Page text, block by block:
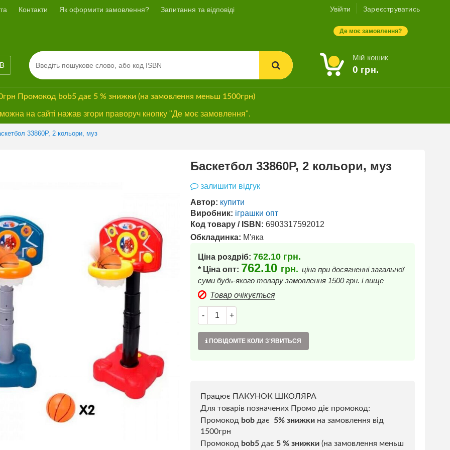
Контакти Як оформити замовлення? Запитання та відповіді Увійти Зареєструватись
Де моє замовлення?
Мій кошик
0 грн.
Промокод bob5 дає 5 % знижки (на замовлення меньш 1500грн)
на сайті нажав згори праворуч кнопку "Де моє замовлення".
33860P, 2 кольори, муз
Баскетбол 33860P, 2 кольори, муз
залишити відгук
Автор: купити
Виробник: іграшки опт
Код товару / ISBN: 6903317592012
Обкладинка: М'яка
Ціна роздріб: 762.10 грн.
* Ціна опт: 762.10 грн. ціна при досягненні загальної
суми будь-якого товару замовлення 1500 грн. і вище
Товар очікується
- +
ПОВІДОМТЕ КОЛИ З'ЯВИТЬСЯ
Працює ПАКУНОК ШКОЛЯРА
Для товарів позначених Промо діє промокод:
Промокод bob дає 5% знижки на замовлення від
1500грн
Промокод bob5 дає 5 % знижки (на замовлення меньш